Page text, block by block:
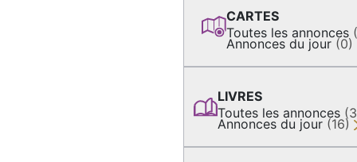
CARTES
Toutes les annonces
Annonces du jour (0)
LIVRES
Toutes les annonces
Annonces du jour (16)